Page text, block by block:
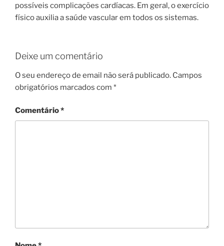
possíveis complicações cardíacas. Em geral, o exercício
físico auxilia a saúde vascular em todos os sistemas.
Deixe um comentário
O seu endereço de email não será publicado. Campos
obrigatórios marcados com *
Comentário*